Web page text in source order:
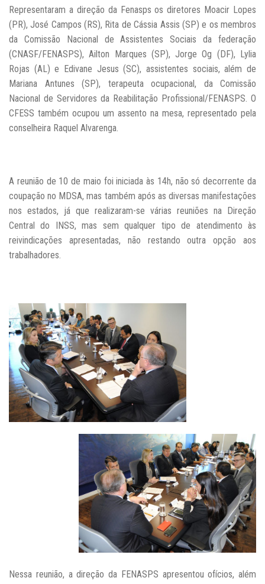
Representaram a direção da Fenasps os diretores Moacir Lopes
(PR), José Campos (RS), Rita de Cássia Assis (SP) e os membros
da Comissão Nacional de Assistentes Sociais da federação
(CNASF/FENASPS), Ailton Marques (SP), Jorge Og (DF), Lylia
Rojas (AL) e Edivane Jesus (SC), assistentes sociais, além de
Mariana Antunes (SP), terapeuta ocupacional, da Comissão
Nacional de Servidores da Reabilitação Profissional/FENASPS. O
CFESS também ocupou um assento na mesa, representado pela
conselheira Raquel Alvarenga.
A reunião de 10 de maio foi iniciada às 14h, não só decorrente da
coupação no MDSA, mas também após as diversas manifestações
nos estados, já que realizaram-se várias reuniões na Direção
Central do INSS, mas sem qualquer tipo de atendimento às
reivindicações apresentadas, não restando outra opção aos
trabalhadores.
Nessa reunião, a direção da FENASPS apresentou ofícios, além